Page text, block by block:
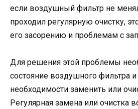
если воздушный фильтр не
проходил регулярную очистку,
его засорению и проблемам с
Для решения этой проблемы
состояние воздушного фильтра и
необходимости заменить или
Регулярная замена или очистка